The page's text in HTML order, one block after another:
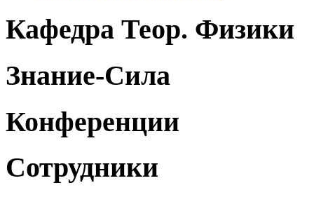
Кафедра Теор. Физики
Знание-Сила
Конференции
Сотрудники